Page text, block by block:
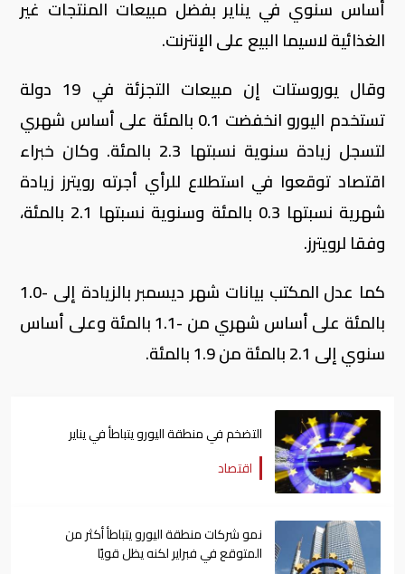
أساس سنوي في يناير بفضل مبيعات المنتجات غير
الغذائية لاسيما البيع على الإنترنت.
وقال يوروستات إن مبيعات التجزئة في 19 دولة
تستخدم اليورو انخفضت 0.1 بالمئة على أساس شهري
لتسجل زيادة سنوية نسبتها 2.3 بالمئة. وكان خبراء
اقتصاد توقعوا في استطلاع للرأي أجرته رويترز زيادة
شهرية نسبتها 0.3 بالمئة وسنوية نسبتها 2.1 بالمئة،
وفقا لرويترز.
كما عدل المكتب بيانات شهر ديسمبر بالزيادة إلى -1.0
بالمئة على أساس شهري من -1.1 بالمئة وعلى أساس
سنوي إلى 2.1 بالمئة من 1.9 بالمئة.
التضخم في منطقة اليورو يتباطأ في يناير
اقتصاد
نمو شركات منطقة اليورو يتباطأ أكثر من
المتوقع في فبراير لكنه يظل قويًا